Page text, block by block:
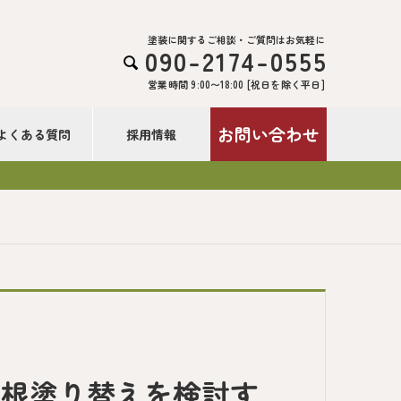

塗装に関するご相談・ご質問はお気軽に
090-2174-0555
営業時間 9:00〜18:00 [祝日を除く平日]
くある質問 採用情報 お問い合わせ